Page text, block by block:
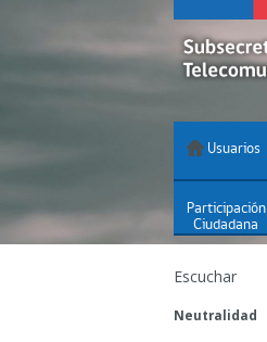
Usuarios
Participación
Ciudadana
Escuchar
Neutralidad